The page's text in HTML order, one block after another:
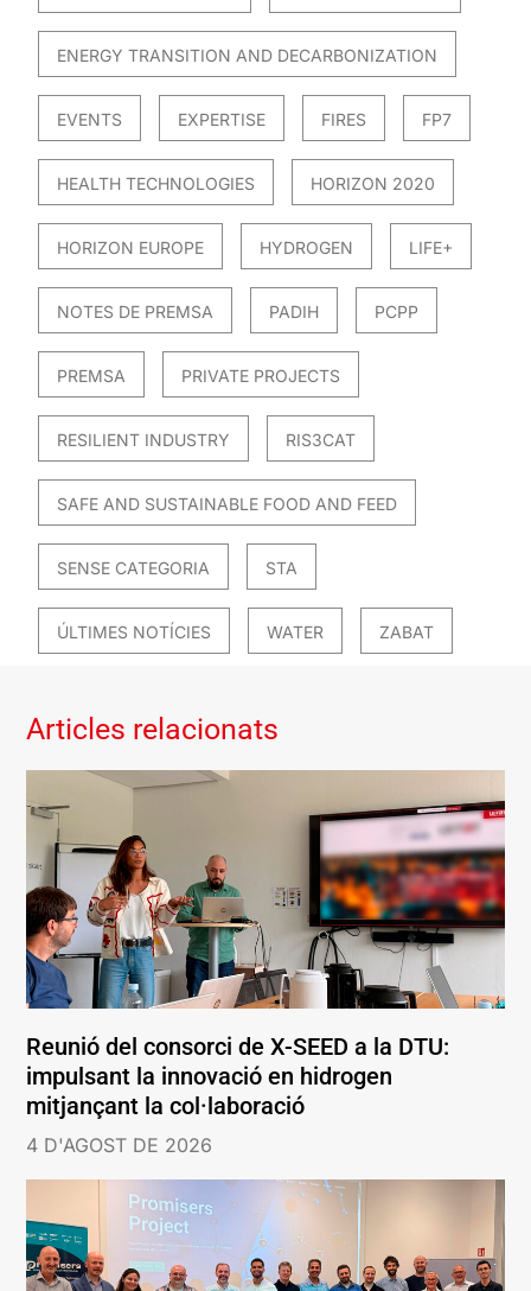
ENERGY TRANSITION AND DECARBONIZATION
EVENTS EXPERTISE FIRES FP7
HEALTH TECHNOLOGIES HORIZON 2020
HORIZON EUROPE HYDROGEN LIFE+
NOTES DE PREMSA PADIH PCPP
PREMSA PRIVATE PROJECTS
RESILIENT INDUSTRY RIS3CAT
SAFE AND SUSTAINABLE FOOD AND FEED
SENSE CATEGORIA STA
ÚLTIMES NOTÍCIES WATER ZABAT
Articles relacionats
Reunió del consorci de X-SEED a la DTU:
impulsant la innovació en hidrogen
mitjançant la col·laboració
4 D'AGOST DE 2026